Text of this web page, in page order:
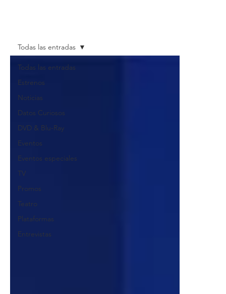
Todas las entradas
Estrenos
Noticias
Datos Curiosos
DVD & Blu-Ray
Eventos
Eventos especiales
TV
Promos
Teatro
Plataformas
Entrevistas
Todas las entradas